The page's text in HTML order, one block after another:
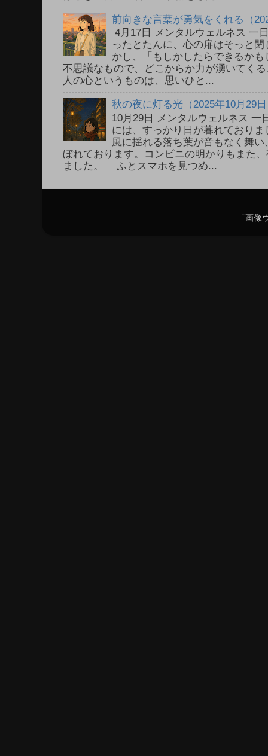
前向きな言葉が勇気をくれる（
4月17日 メンタルウェルネス
ったとたんに、心の扉はそっと
かし、「もしかしたらできるか
不思議なもので、どこからか力が湧いて
人の心というものは、思いひと...
秋の夜に灯る光（2025年10月29
10月29日 メンタルウェルネス
には、すっかり日が暮れており
風に揺れる落ち葉が音もなく舞
ぼれております。コンビニの明かりもまた
ました。 ふとスマホを見つめ...
「画